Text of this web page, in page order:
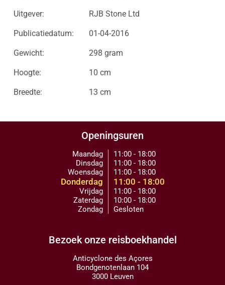
Uitgever: RJB Stone Ltd
Publicatiedatum: 01-04-2016
Gewicht: 298 gram
Hoogte: 10 cm
Breedte: 13 cm
Openingsuren
Maandag
Dinsdag
Woensdag
Donderdag
Vrijdag
Zaterdag
Zondag
11:00 - 18:00
11:00 - 18:00
11:00 - 18:00
11:00 - 18:00
11:00 - 18:00
10:00 - 18:00
Gesloten
Bezoek onze reisboekhandel
Anticyclone des Açores
Bondgenotenlaan 104
3000 Leuven